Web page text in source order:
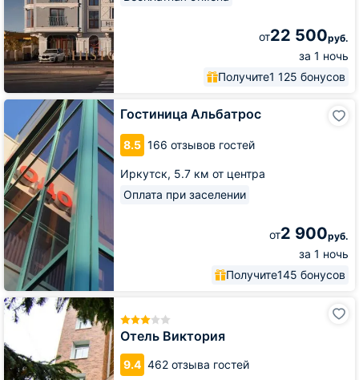
от22 500руб.
за 1 ночь
Получите1 125 бонусов
Гостиница Альбатрос
8.5 166 отзывов гостей
Иркутск, 5.7 км от центра
Оплата при заселении
от2 900руб.
за 1 ночь
Получите145 бонусов
Гостиница
Альбатрос
Отель Виктория
9.4 462 отзыва гостей
Отель
Виктория